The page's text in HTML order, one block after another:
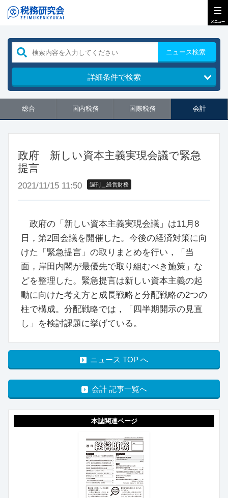
ニュース検索
詳細条件で検索
総合 国内税務 国際税務 会計
政府 新しい資本主義実現会議で緊急
提言
2021/11/15 11:50 週刊＿経営財務
政府の「新しい資本主義実現会議」は11月8
日，第2回会議を開催した。今後の経済対策に向
けた「緊急提言」の取りまとめを行い，「当
面，岸田内閣が最優先で取り組むべき施策」な
どを整理した。緊急提言は新しい資本主義の起
動に向けた考え方と成長戦略と分配戦略の2つの
柱で構成。分配戦略では，「四半期開示の見直
し」を検討課題に挙げている。
ニュース TOP へ
会計 記事一覧へ
本誌関連ページ